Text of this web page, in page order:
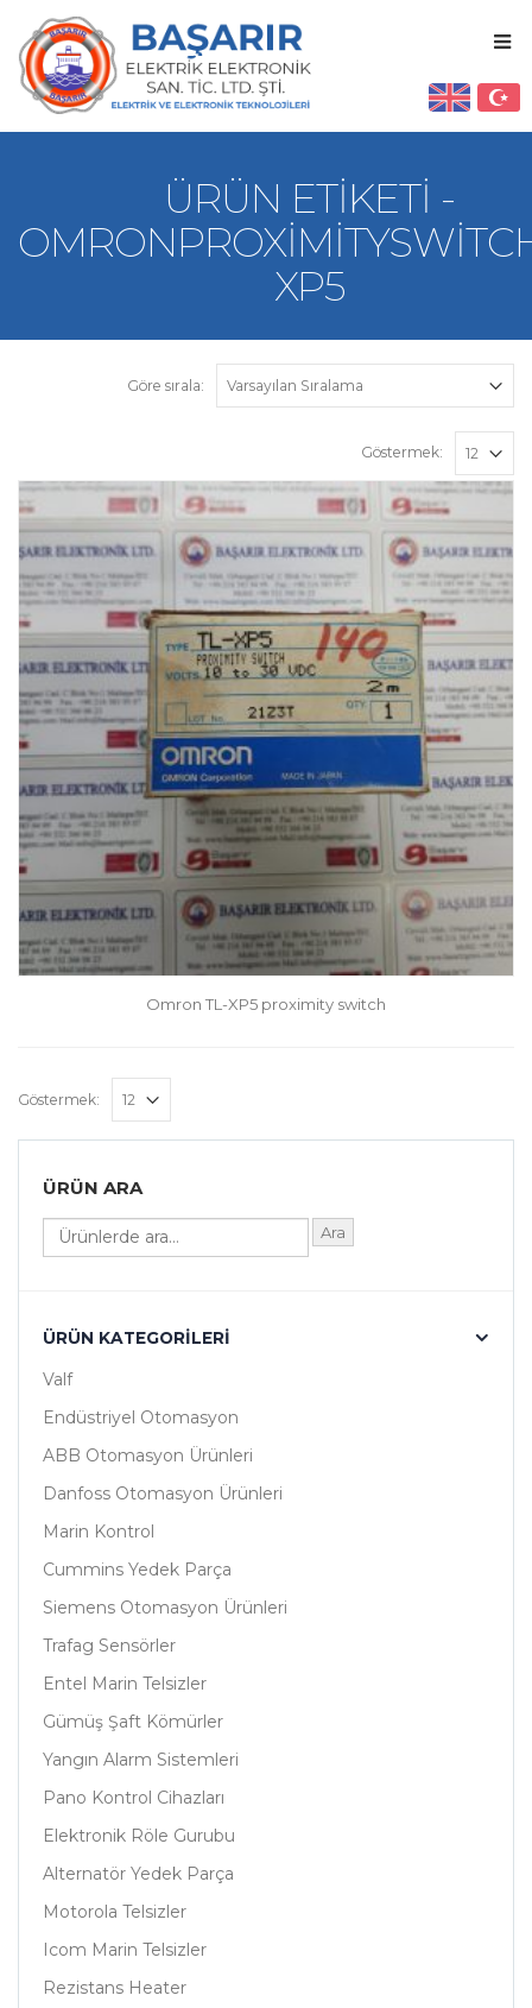
ÜRÜN ETIKETI -
XP5
Göre sırala:
Göstermek:
Omron TL-XP5 proximity switch
Göstermek:
ÜRÜN ARA
Ara
ÜRÜN KATEGORILERI
Valf
Endüstriyel Otomasyon
ABB Otomasyon Ürünleri
Danfoss Otomasyon Ürünleri
Marin Kontrol
Cummins Yedek Parça
Siemens Otomasyon Ürünleri
Trafag Sensörler
Entel Marin Telsizler
Gümüş Şaft Kömürler
Yangın Alarm Sistemleri
Pano Kontrol Cihazları
Elektronik Röle Gurubu
Alternatör Yedek Parça
Motorola Telsizler
Icom Marin Telsizler
Rezistans Heater